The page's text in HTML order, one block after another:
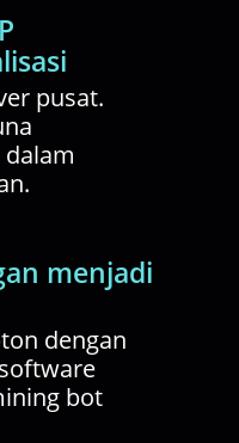
pusat.
menjadi
dengan
bot